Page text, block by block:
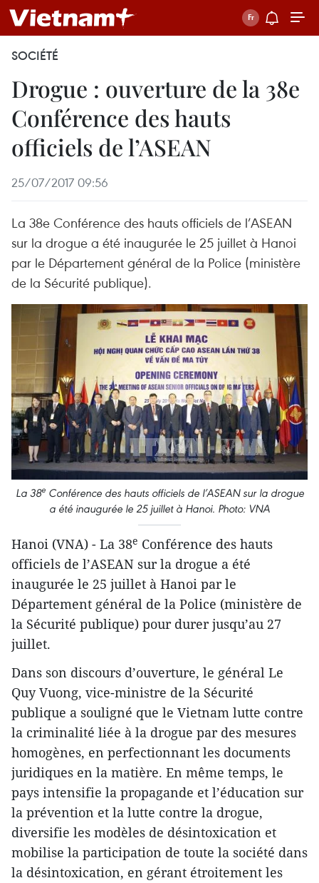
SOCIÉTÉ
Drogue : ouverture de la 38e
Conférence des hauts
officiels de l’ASEAN
25/07/2017 09:56
La 38e Conférence des hauts officiels de l’ASEAN
sur la drogue a été inaugurée le 25 juillet à Hanoi
par le Département général de la Police (ministère
de la Sécurité publique).
La 38eConférence des hauts officiels de l’ASEAN sur la drogue
a été inaugurée le 25 juillet à Hanoi. Photo: VNA
Hanoi (VNA) - La 38e Conférence des hauts
officiels de l’ASEAN sur la drogue a été
inaugurée le 25 juillet à Hanoi par le
Département général de la Police (ministère de
la Sécurité publique) pour durer jusqu’au 27
juillet.
Dans son discours d’ouverture, le général Le
Quy Vuong, vice-ministre de la Sécurité
publique a souligné que le Vietnam lutte contre
la criminalité liée à la drogue par des mesures
homogènes, en perfectionnant les documents
juridiques en la matière. En même temps, le
pays intensifie la propagande et l’éducation sur
la prévention et la lutte contre la drogue,
diversifie les modèles de désintoxication et
mobilise la participation de toute la société dans
la désintoxication, en gérant étroitement les